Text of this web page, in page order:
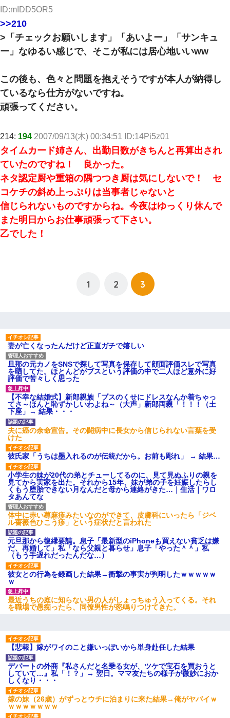
ID:mIDD5OR5
>>210
>「チェックお願いします」「あいよー」「サンキュ
ー」なゆるい感じで、そこが私には居心地いいww
この後も、色々と問題を抱えそうですが本人が納得し
ているなら仕方がないですね。
頑張ってください。
214: 194 2007/09/13(木) 00:34:51 ID:14Pi5z01
タイムカード姉さん、出勤日数がきちんと再算出され
ていたのですね！ 良かった。
ネタ認定厨や重箱の隅つつき厨は気にしないで！ セ
コケチの斜め上っぷりは当事者じゃないと
信じられないものですからね。今夜はゆっくり休んで
また明日からお仕事頑張って下さい。
乙でした！
1 2 3
妻が亡くなったんだけど正直ガチで嬉しい
旦那の元カノをSNSで探して写真を保存して顔面評価スレで写真
を晒してた。ほとんどがブスという評価の中で二人ほど意外に好
評価で苦々しく思った
【不幸な結婚式】新郎親族「ブスのくせにドレスなんか着ちゃっ
てさ～ほんと恥ずかしいわよね～（大声」新郎両親「！！！（土
下座」→ 結果・・・
夫に癌の余命宣告。その闘病中に長女から信じられない言葉を受
けた
彼氏家「うちは墨入れるのが伝統だから。お前も彫れ」 → 結果…
小学生の妹が20代の弟とチューしてるのに、見て見ぬふりの親を
見てから実家を出た。それから15年、妹が弟の子を妊娠したらし
くもう堕胎できない月なんだと母から連絡がきた…｜生活｜ワロ
タあんてな
体中に赤い蕁麻疹みたいなのができて、皮膚科にいったら「ジベ
ル薔薇色ひこう疹」という症状だと言われた
元旦那から復縁要請。息子「最新型のiPhoneも買えない貧乏は嫌
だ、再婚して」私「なら父親と暮らせ」息子「やった＾＾」私
（もう手遅れだったんだな…）
彼女との行為を録画した結果→衝撃の事実が判明したｗｗｗｗｗ
ｗ
最近うちの庭に知らない男の人がしょっちゅう入ってくる。それ
を職場で愚痴ったら、同僚男性が怒鳴りつけてきた。
【悲報】嫁がワイのこと嫌いっぽいから単身赴任した結果
デパートの外商『私さんだと名乗る女が、ツケで宝石を買おうと
していて…』私「！？」→ 翌日。ママ友たちの様子が微妙におか
しくなり・・・
嫁の妹（26歳）がずっとウチに泊まりに来た結果→俺がヤバイｗ
ｗｗｗｗｗｗｗ